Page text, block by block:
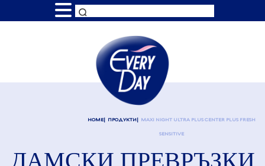
HOME ПРОДУКТИ MAXI NIGHT ULTRA PLUS CENTER PLUS FRESH
SENSITIVE